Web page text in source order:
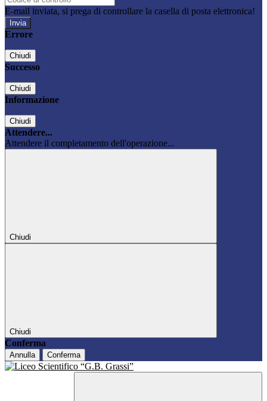
E-mail inviata, si prega di controllare la casella di posta elettronica!
Errore
Chiudi
Successo
Chiudi
Informazione
Chiudi
Attendere...
Attendere il completamento dell'operazione...
Chiudi
Chiudi
Conferma
Annulla Conferma